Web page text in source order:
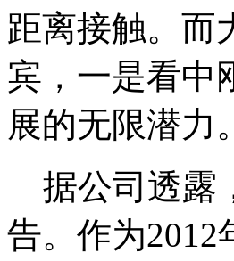
距离接触。而
宾，一是看中
展的无限潜力。
据公司透露
告。作为2012